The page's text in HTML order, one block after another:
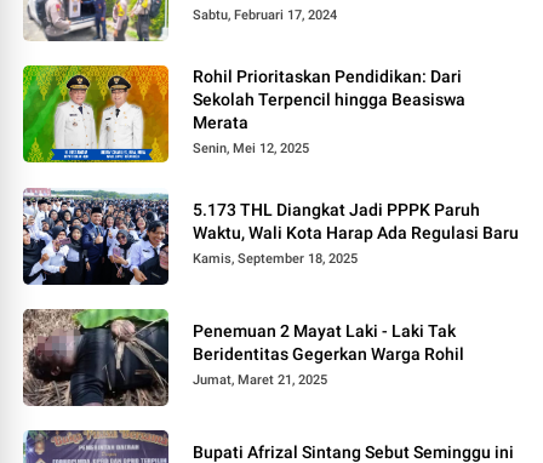
Sabtu, Februari 17, 2024
Rohil Prioritaskan Pendidikan: Dari
Sekolah Terpencil hingga Beasiswa
Merata
Senin, Mei 12, 2025
5.173 THL Diangkat Jadi PPPK Paruh
Waktu, Wali Kota Harap Ada Regulasi Baru
Kamis, September 18, 2025
Penemuan 2 Mayat Laki - Laki Tak
Beridentitas Gegerkan Warga Rohil
Jumat, Maret 21, 2025
Bupati Afrizal Sintang Sebut Seminggu ini